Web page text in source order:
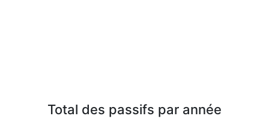
Total des passifs par année